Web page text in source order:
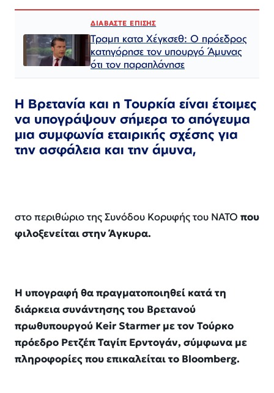
ΔΙΑΒΑΣΤΕ ΕΠΙΣΗΣ
Τραμπ κατα Χέγκσεθ: Ο πρόεδρος
κατηγόρησε τον υπουργό Άμυνας
ότι τον παραπλάνησε
Η Βρετανία και η Τουρκία είναι έτοιμες
να υπογράψουν σήμερα το απόγευμα
μια συμφωνία εταιρικής σχέσης για
την ασφάλεια και την άμυνα,
στο περιθώριο της Συνόδου Κορυφής του ΝΑΤΟ που
φιλοξενείται στην Άγκυρα.
Η υπογραφή θα πραγματοποιηθεί κατά τη
διάρκεια συνάντησης του Βρετανού
πρωθυπουργού Keir Starmer με τον Τούρκο
πρόεδρο Ρετζέπ Ταγίπ Ερντογάν, σύμφωνα με
πληροφορίες που επικαλείται το Bloomberg.